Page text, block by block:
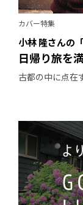
カバー特集
小林 隆さんの
日帰り旅を
古都の中に点在